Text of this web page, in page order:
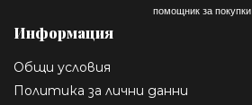
помощник за покупки
Информация
Общи условия
Политика за лични данни